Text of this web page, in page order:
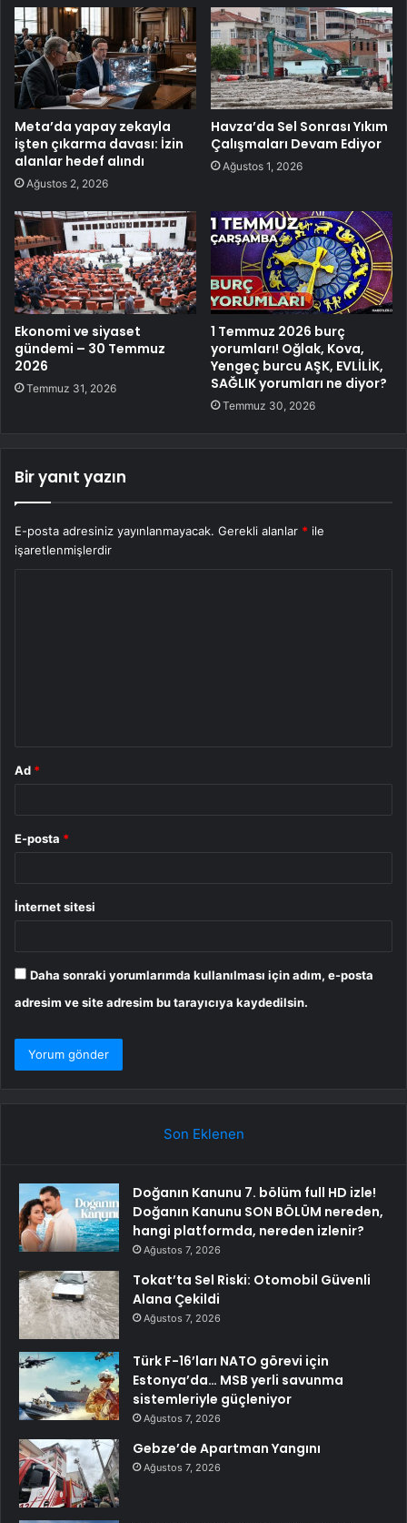
Meta’da yapay zekayla
işten çıkarma davası: İzin
alanlar hedef alındı
Ağustos 2, 2026
Havza’da Sel Sonrası Yıkım
Çalışmaları Devam Ediyor
Ağustos 1, 2026
Ekonomi ve siyaset
gündemi – 30 Temmuz
2026
Temmuz 31, 2026
1 Temmuz 2026 burç
yorumları! Oğlak, Kova,
Yengeç burcu AŞK, EVLİLİK,
SAĞLIK yorumları ne diyor?
Temmuz 30, 2026
Bir yanıt yazın
E-posta adresiniz yayınlanmayacak. Gerekli alanlar * ile
işaretlenmişlerdir
Ad *
E-posta *
İnternet sitesi
Daha sonraki yorumlarımda kullanılması için adım, e-posta
adresim ve site adresim bu tarayıcıya kaydedilsin.
Son Eklenen
Doğanın Kanunu 7. bölüm full HD izle!
Doğanın Kanunu SON BÖLÜM nereden,
hangi platformda, nereden izlenir?
Ağustos 7, 2026
Tokat’ta Sel Riski: Otomobil Güvenli
Alana Çekildi
Ağustos 7, 2026
Türk F-16’ları NATO görevi için
Estonya’da… MSB yerli savunma
sistemleriyle güçleniyor
Ağustos 7, 2026
Gebze’de Apartman Yangını
Ağustos 7, 2026